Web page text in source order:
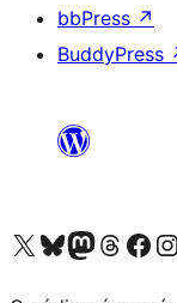
bbPress ↗
BuddyPress
Visita la cuenta de X (anteriormente Twitter)
Visita a nosa conta de Bluesky
Visita a nosa conta de
Visita a nosa conta
Visita a